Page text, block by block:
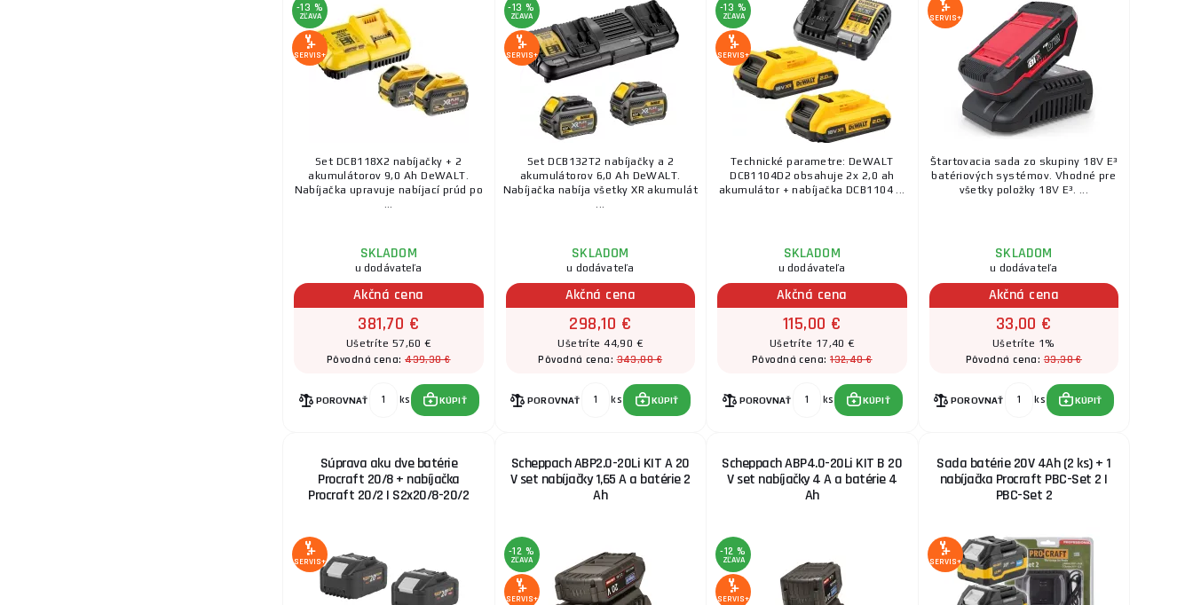
-13 %
ZĽAVA
SERVIS+
Set DCB118X2 nabíjačky + 2
akumulátorov 9,0 Ah DeWALT.
Nabíjačka upravuje nabíjací prúd po
...
SKLADOM
u dodávateľa
Akčná cena
381,70 €
Ušetríte 57,60 €
Pôvodná cena:439,30 €
POROVNAŤ ks KÚPIŤ
-13 %
ZĽAVA
SERVIS+
Set DCB132T2 nabíjačky a 2
akumulátorov 6,0 Ah DeWALT.
Nabíjačka nabíja všetky XR akumulát
...
SKLADOM
u dodávateľa
Akčná cena
298,10 €
Ušetríte 44,90 €
Pôvodná cena:343,00 €
POROVNAŤ ks KÚPIŤ
-13 %
ZĽAVA
SERVIS+
Technické parametre: DeWALT
DCB1104D2 obsahuje 2x 2,0 ah
akumulátor + nabíjačka DCB1104 ...
SKLADOM
u dodávateľa
Akčná cena
115,00 €
Ušetríte 17,40 €
Pôvodná cena:132,40 €
POROVNAŤ ks KÚPIŤ
SERVIS+
Štartovacia sada zo skupiny 18V E³
batériových systémov. Vhodné pre
všetky položky 18V E³. ...
SKLADOM
u dodávateľa
Akčná cena
33,00 €
Ušetríte 1%
Pôvodná cena:33,30 €
POROVNAŤ ks KÚPIŤ
Súprava aku dve batérie
Procraft 20/8 + nabíjačka
Procraft 20/2 | S2x20/8-20/2
SERVIS+
Scheppach ABP2.0-20Li KIT A 20
V set nabíjačky 1,65 A a batérie 2
Ah
-12 %
ZĽAVA
SERVIS+
Scheppach ABP4.0-20Li KIT B 20
V set nabíjačky 4 A a batérie 4
Ah
-12 %
ZĽAVA
SERVIS+
Sada batérie 20V 4Ah (2 ks) + 1
nabíjačka Procraft PBC-Set 2 |
PBC-Set 2
SERVIS+